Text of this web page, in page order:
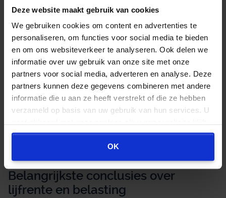
Deze website maakt gebruik van cookies
We gebruiken cookies om content en advertenties te
personaliseren, om functies voor social media te bieden
en om ons websiteverkeer te analyseren. Ook delen we
informatie over uw gebruik van onze site met onze
partners voor social media, adverteren en analyse. Deze
partners kunnen deze gegevens combineren met andere
informatie die u aan ze heeft verstrekt of die ze hebben
verzameld op basis van uw gebruik van hun services. U
gebruiken.
OK
pensioen-BV op te richten voor nieuwe
pensioenopbouw. Bestaande pensioen-BVs mogen
hun functie behouden, maar nieuwe voorzieningen
moeten extern worden geregeld. Een lijfrente-BV
blijft wel een optie voor vermogensopbouw.
De aftrekbaarheid verschilt ook tussen beide
vormen. Pensioenpremies worden vaak direct
ingehouden op het salaris, terwijl lijfrentepremies
achteraf worden afgetrokken bij de aangifte. Voor
ondernemers met een BV biedt lijfrente meer
mogelijkheden om het opgebouwde vermogen
Belangrijkste conclusies over
lijfrente en belasting